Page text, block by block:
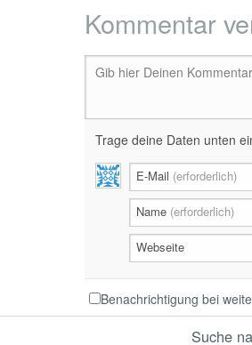
Kommentar
Gib hier Deinen
Trage deine Daten unten
E-Mail (erforderlich)
Name (erforderlich)
Webseite
Benachrichtigung bei
Suche